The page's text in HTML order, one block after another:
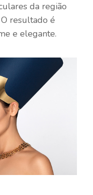
da região
resultado é
e elegante.